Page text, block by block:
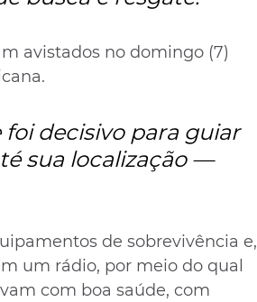
avistados no domingo (7)
decisivo para guiar
sua localização —
de sobrevivência e,
um rádio, por meio do qual
com boa saúde, com